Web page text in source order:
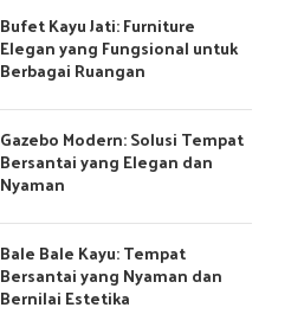
Bufet Kayu Jati: Furniture
Elegan yang Fungsional untuk
Berbagai Ruangan
Gazebo Modern: Solusi Tempat
Bersantai yang Elegan dan
Nyaman
Bale Bale Kayu: Tempat
Bersantai yang Nyaman dan
Bernilai Estetika